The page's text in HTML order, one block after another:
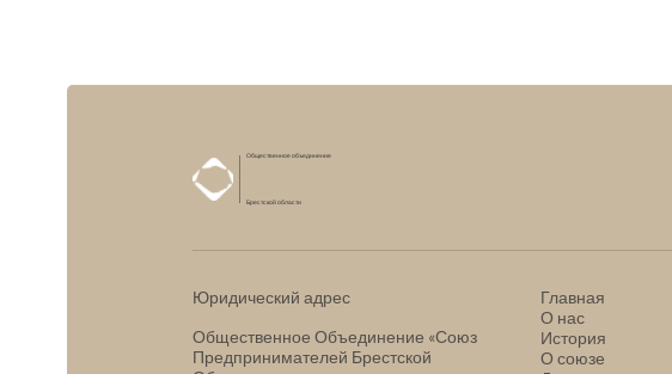
Общественное объединение
Брестской области
Юридический адрес
Общественное Объединение «Союз
Предпринимателей Брестской
Главная
О нас
История
О союзе